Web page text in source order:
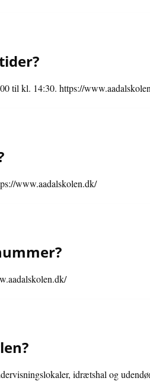
til kl. 14:30. https://
www.aadalskolen.dk/
idrætshal og